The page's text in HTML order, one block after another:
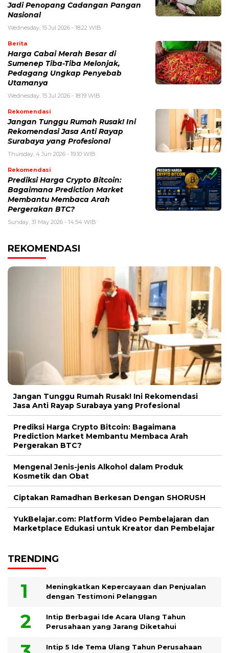
Jadi Penopang Cadangan Pangan
Nasional
Wednesday, 15 Jul 2026 - 18:22 WIB
Berita
Harga Cabai Merah Besar di
Sumenep Tiba-Tiba Melonjak,
Pedagang Ungkap Penyebab
Utamanya
Wednesday, 15 Jul 2026 - 18:19 WIB
Rekomendasi
Jangan Tunggu Rumah Rusak! Ini
Rekomendasi Jasa Anti Rayap
Surabaya yang Profesional
Thursday, 4 Jun 2026 - 19:10 WIB
Rekomendasi
Prediksi Harga Crypto Bitcoin:
Bagaimana Prediction Market
Membantu Membaca Arah
Pergerakan BTC?
Sunday, 31 May 2026 - 14:54 WIB
REKOMENDASI
Jangan Tunggu Rumah Rusak! Ini Rekomendasi
Jasa Anti Rayap Surabaya yang Profesional
Prediksi Harga Crypto Bitcoin: Bagaimana
Prediction Market Membantu Membaca Arah
Pergerakan BTC?
Mengenal Jenis-jenis Alkohol dalam Produk
Kosmetik dan Obat
Ciptakan Ramadhan Berkesan Dengan SHORUSH
YukBelajar.com: Platform Video Pembelajaran dan
Marketplace Edukasi untuk Kreator dan Pembelajar
TRENDING
Meningkatkan Kepercayaan dan Penjualan
dengan Testimoni Pelanggan
Intip Berbagai Ide Acara Ulang Tahun
Perusahaan yang Jarang Diketahui
Intip 5 Ide Tema Ulang Tahun Perusahaan